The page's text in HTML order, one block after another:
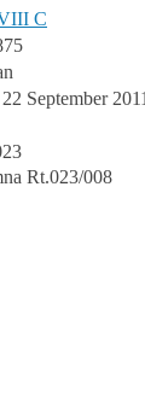
C
September
Rt.023/008